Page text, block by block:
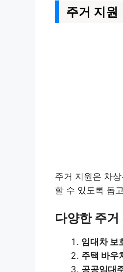
주거 지원
주거 지원은 차
할 수 있도록 돕
다양한 주거
임대차 보
주택 바우
공공임대